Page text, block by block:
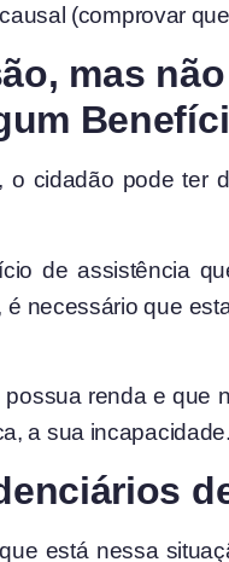
(comprovar
mas
cidadão pode ter
de assistência
necessário que
renda e que
a sua incapacidade.
está nessa